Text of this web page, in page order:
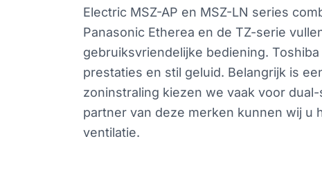
Electric MSZ-AP en MSZ-LN series
Panasonic Etherea en de TZ-serie
gebruiksvriendelijke bediening.
prestaties en stil geluid. Belangrijk is
zoninstraling kiezen we vaak voor
partner van deze merken kunnen wij u
ventilatie.